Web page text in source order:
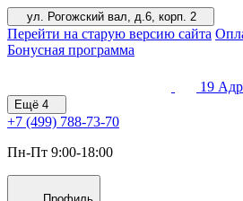
ул. Рогожский вал, д.6, корп. 2
Перейти на старую версию сайта
Бонусная программа
19
Ещё 4
+7 (499) 788-73-70
Пн-Пт 9:00-18:00